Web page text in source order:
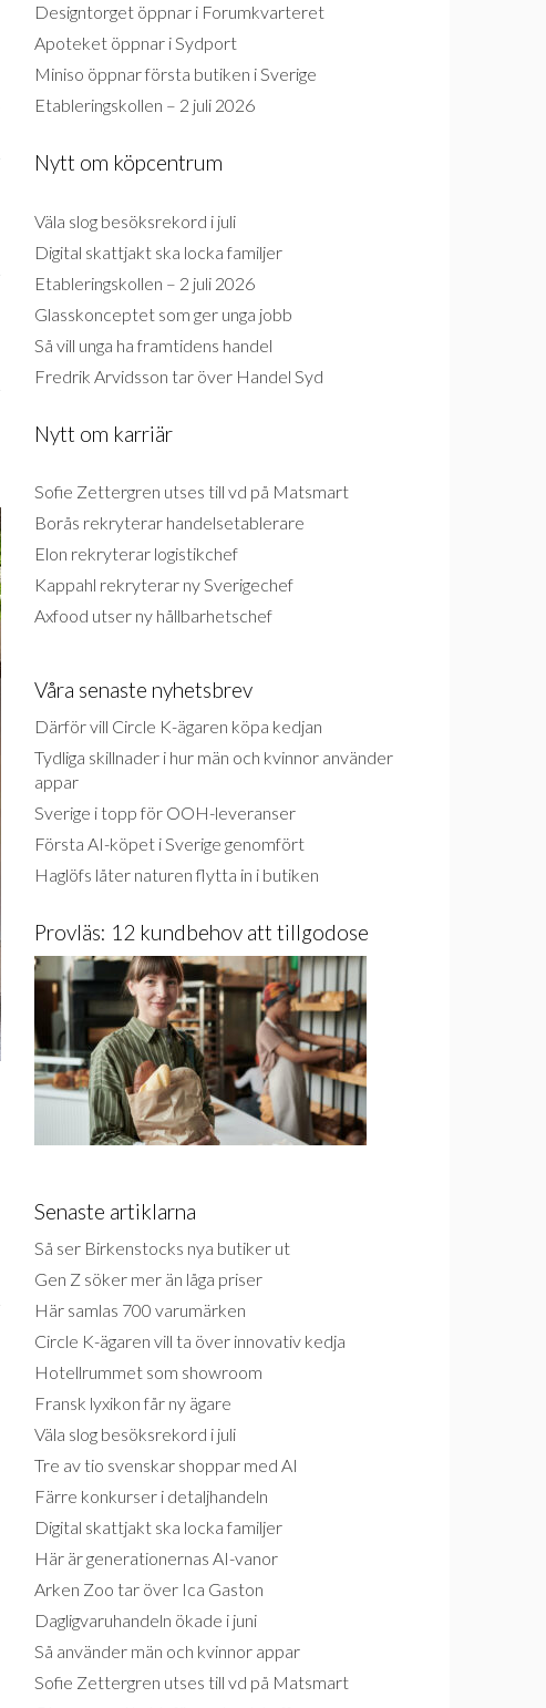
Designtorget öppnar i Forumkvarteret
Apoteket öppnar i Sydport
Miniso öppnar första butiken i Sverige
Etableringskollen – 2 juli 2026
Nytt om köpcentrum
Väla slog besöksrekord i juli
Digital skattjakt ska locka familjer
Etableringskollen – 2 juli 2026
Glasskonceptet som ger unga jobb
Så vill unga ha framtidens handel
Fredrik Arvidsson tar över Handel Syd
Nytt om karriär
Sofie Zettergren utses till vd på Matsmart
Borås rekryterar handelsetablerare
Elon rekryterar logistikchef
Kappahl rekryterar ny Sverigechef
Axfood utser ny hållbarhetschef
Våra senaste nyhetsbrev
Därför vill Circle K-ägaren köpa kedjan
Tydliga skillnader i hur män och kvinnor använder
appar
Sverige i topp för OOH-leveranser
Första AI-köpet i Sverige genomfört
Haglöfs låter naturen flytta in i butiken
Provläs: 12 kundbehov att tillgodose
Senaste artiklarna
Så ser Birkenstocks nya butiker ut
Gen Z söker mer än låga priser
Här samlas 700 varumärken
Circle K-ägaren vill ta över innovativ kedja
Hotellrummet som showroom
Fransk lyxikon får ny ägare
Väla slog besöksrekord i juli
Tre av tio svenskar shoppar med AI
Färre konkurser i detaljhandeln
Digital skattjakt ska locka familjer
Här är generationernas AI-vanor
Arken Zoo tar över Ica Gaston
Dagligvaruhandeln ökade i juni
Så använder män och kvinnor appar
Sofie Zettergren utses till vd på Matsmart